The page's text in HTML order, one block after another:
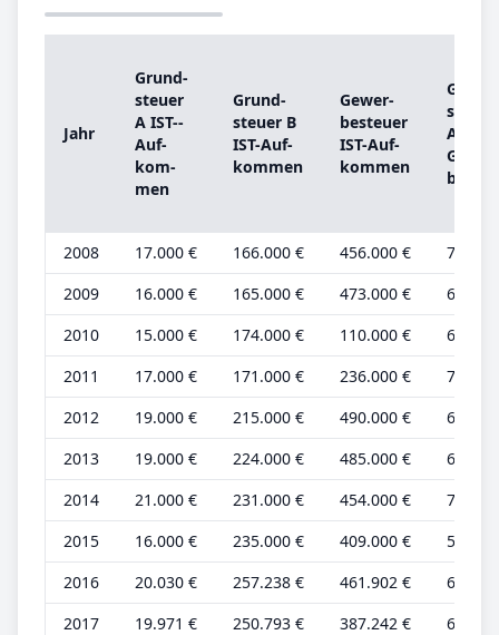
Jahr
Grund­
steu­er
A IST-­
Auf­
kom­
men
Grund­
steu­er B
IST-­Auf­
kom­men
Ge­wer­
be­steu­er
IST-­Auf­
kom­men
Grund­
steu­er
A
Grund­
be­trag
2008 17.000 € 166.000 € 456.000 €
7.000 €
2009
16.000 € 165.000 € 473.000 €
6.000 €
2010
15.000 € 174.000 € 110.000 €
6.000 €
2011
17.000 € 171.000 € 236.000 €
7.000 €
2012
19.000 € 215.000 € 490.000 €
6.000 €
2013
19.000 € 224.000 € 485.000 €
6.000 €
2014
21.000 € 231.000 € 454.000 €
7.000 €
2015
16.000 € 235.000 € 409.000 €
5.000 €
2016
20.030 € 257.238 € 461.902 €
6.461 €
2017
19.971 € 250.793 € 387.242 €
6.442 €